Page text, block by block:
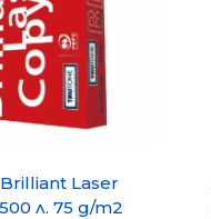
Laser
л. 75 g/m2